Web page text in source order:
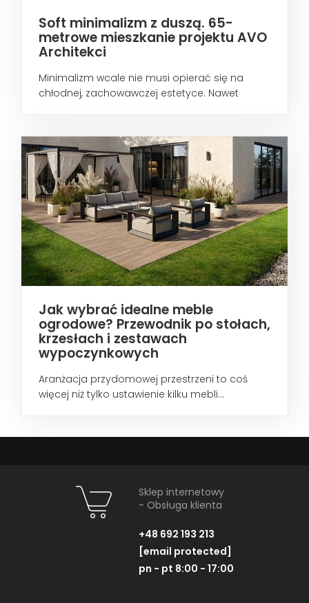
Soft minimalizm z duszą. 65-
metrowe mieszkanie projektu AVO
Architekci
Minimalizm wcale nie musi opierać się na
chłodnej, zachowawczej estetyce. Nawet
Jak wybrać idealne meble
ogrodowe? Przewodnik po stołach,
krzesłach i zestawach
wypoczynkowych
Aranżacja przydomowej przestrzeni to coś
więcej niż tylko ustawienie kilku mebli...
Sklep internetowy
- Obsługa klienta
+48 692 193 213
[email protected]
pn - pt 8:00 - 17:00